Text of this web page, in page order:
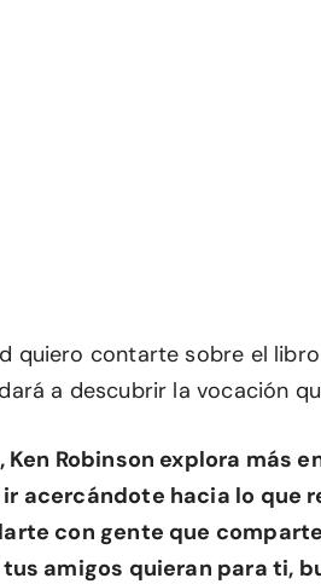
quiero contarte sobre el libro
a descubrir la vocación
Ken Robinson explora más
acercándote hacia lo que
con gente que
amigos quieran para ti,